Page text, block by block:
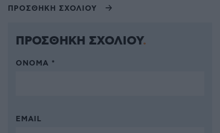
ΠΡΟΣΘΗΚΗ ΣΧΟΛΙΟΥ
ΠΡΟΣΘΗΚΗ ΣΧΟΛΙΟΥ
ΌΝΟΜΑ *
EMAIL